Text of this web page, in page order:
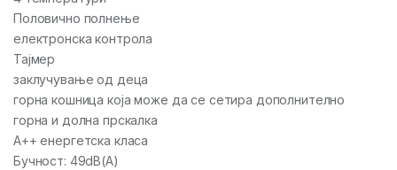
Половично полнење
електронска контрола
Тајмер
заклучување од деца
горна кошница која може да се сетира дополнително
горна и долна прскалка
А++ енергетска класа
Бучност: 49dB(A)